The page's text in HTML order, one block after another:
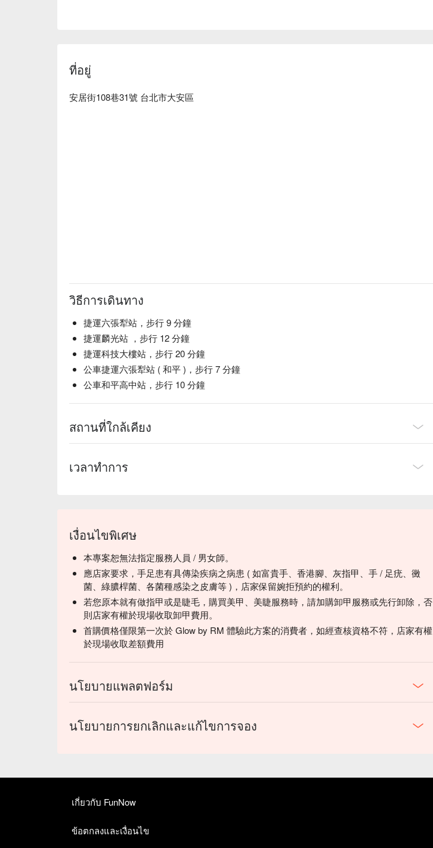
ที่อยู่
安居街108巷31號 台北市大安區
วิธีการเดินทาง
捷運六張犁站，步行 9 分鐘
捷運麟光站 ，步行 12 分鐘
捷運科技大樓站，步行 20 分鐘
公車捷運六張犁站 ( 和平 )，步行 7 分鐘
公車和平高中站，步行 10 分鐘
สถานที่ใกล้เคียง
เวลาทำการ
เงื่อนไขพิเศษ
本專案恕無法指定服務人員 / 男女師。
應店家要求，手足患有具傳染疾病之病患 ( 如富貴手、香港腳、灰指甲、手 / 足疣、黴
菌、綠膿桿菌、各菌種感染之皮膚等 )，店家保留婉拒預約的權利。
若您原本就有做指甲或是睫毛，購買美甲、美睫服務時，請加購卸甲服務或先行卸除，否
則店家有權於現場收取卸甲費用。
首購價格僅限第一次於 Glow by RM 體驗此方案的消費者，如經查核資格不符，店家有權
於現場收取差額費用
นโยบายแพลตฟอร์ม
นโยบายการยกเลิกและแก้ไขการจอง
เกี่ยวกับ FunNow
ข้อตกลงและเงื่อนไข